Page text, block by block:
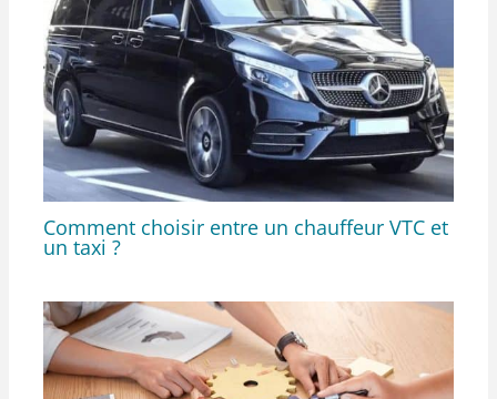
Comment choisir entre un chauffeur VTC et
un taxi ?